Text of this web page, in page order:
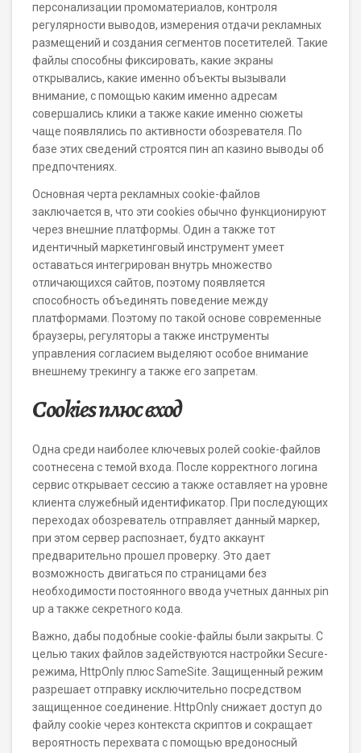
персонализации промоматериалов, контроля
регулярности выводов, измерения отдачи рекламных
размещений и создания сегментов посетителей. Такие
файлы способны фиксировать, какие экраны
открывались, какие именно объекты вызывали
внимание, с помощью каким именно адресам
совершались клики а также какие именно сюжеты
чаще появлялись по активности обозревателя. По
базе этих сведений строятся пин ап казино выводы об
предпочтениях.
Основная черта рекламных cookie-файлов
заключается в, что эти cookies обычно функционируют
через внешние платформы. Один а также тот
идентичный маркетинговый инструмент умеет
оставаться интегрирован внутрь множество
отличающихся сайтов, поэтому появляется
способность объединять поведение между
платформами. Поэтому по такой основе современные
браузеры, регуляторы а также инструменты
управления согласием выделяют особое внимание
внешнему трекингу а также его запретам.
Cookies плюс вход
Одна среди наиболее ключевых ролей cookie-файлов
соотнесена с темой входа. После корректного логина
сервис открывает сессию а также оставляет на уровне
клиента служебный идентификатор. При последующих
переходах обозреватель отправляет данный маркер,
при этом сервер распознает, будто аккаунт
предварительно прошел проверку. Это дает
возможность двигаться по страницами без
необходимости постоянного ввода учетных данных pin
up а также секретного кода.
Важно, дабы подобные cookie-файлы были закрыты. С
целью таких файлов задействуются настройки Secure-
режима, HttpOnly плюс SameSite. Защищенный режим
разрешает отправку исключительно посредством
защищенное соединение. HttpOnly снижает доступ до
файлу cookie через контекста скриптов и сокращает
вероятность перехвата с помощью вредоносный